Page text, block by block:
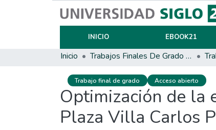
INICIO EBOOK21
Inicio Trabajos Finales De Grado Y Posgrado
Trabajo final de grado Acceso abierto
Optimización de la
Plaza Villa Carlos